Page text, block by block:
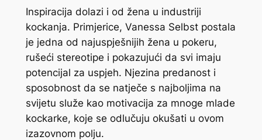
Inspiracija dolazi i od žena u industriji
kockanja. Primjerice, Vanessa Selbst postala
je jedna od najuspješnijih žena u pokeru,
rušeći stereotipe i pokazujući da svi imaju
potencijal za uspjeh. Njezina predanost i
sposobnost da se natječe s najboljima na
svijetu služe kao motivacija za mnoge mlade
kockarke, koje se odlučuju okušati u ovom
izazovnom polju.